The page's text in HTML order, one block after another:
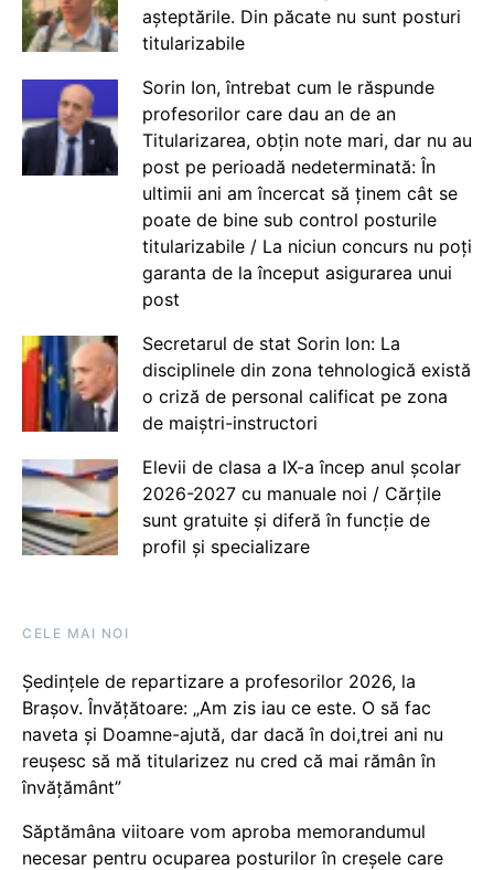
așteptările. Din păcate nu sunt posturi
titularizabile
Sorin Ion, întrebat cum le răspunde
profesorilor care dau an de an
Titularizarea, obțin note mari, dar nu au
post pe perioadă nedeterminată: În
ultimii ani am încercat să ținem cât se
poate de bine sub control posturile
titularizabile / La niciun concurs nu poți
garanta de la început asigurarea unui
post
Secretarul de stat Sorin Ion: La
disciplinele din zona tehnologică există
o criză de personal calificat pe zona
de maiștri-instructori
Elevii de clasa a IX-a încep anul școlar
2026-2027 cu manuale noi / Cărțile
sunt gratuite și diferă în funcție de
profil și specializare
CELE MAI NOI
Ședințele de repartizare a profesorilor 2026, la
Brașov. Învățătoare: „Am zis iau ce este. O să fac
naveta și Doamne-ajută, dar dacă în doi,trei ani nu
reușesc să mă titularizez nu cred că mai rămân în
învățământ”
Săptămâna viitoare vom aproba memorandumul
necesar pentru ocuparea posturilor în creșele care